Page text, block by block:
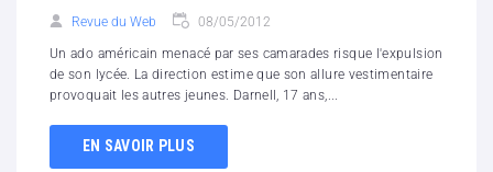
Revue du Web 08/05/2012
Un ado américain menacé par ses camarades risque l'expulsion
de son lycée. La direction estime que son allure vestimentaire
provoquait les autres jeunes. Darnell, 17 ans,...
EN SAVOIR PLUS